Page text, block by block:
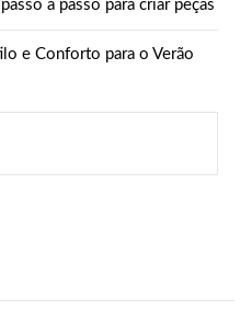
a passo para criar peças
e Conforto para o Verão